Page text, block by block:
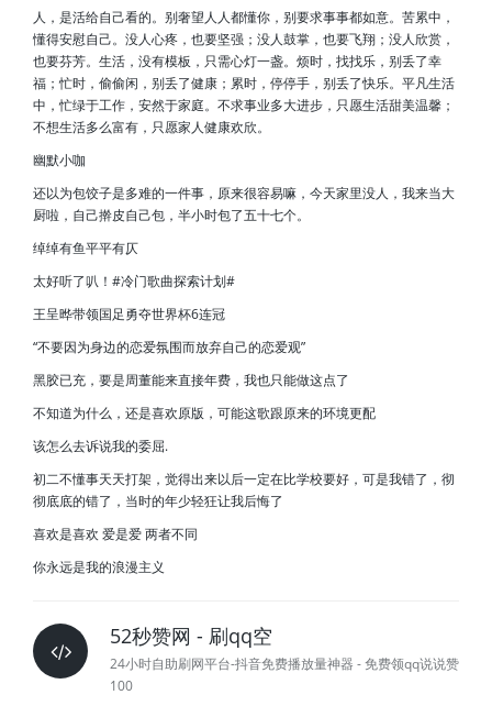
人，是活给自己看的。别奢望人人都懂你，别要求事事都如意。苦累中，
懂得安慰自己。没人心疼，也要坚强；没人鼓掌，也要飞翔；没人欣赏，
也要芬芳。生活，没有模板，只需心灯一盏。烦时，找找乐，别丢了幸
福；忙时，偷偷闲，别丢了健康；累时，停停手，别丢了快乐。平凡生活
中，忙绿于工作，安然于家庭。不求事业多大进步，只愿生活甜美温馨；
不想生活多么富有，只愿家人健康欢欣。
幽默小咖
还以为包饺子是多难的一件事，原来很容易嘛，今天家里没人，我来当大
厨啦，自己擀皮自己包，半小时包了五十七个。
绰绰有鱼平平有仄
太好听了叭！#冷门歌曲探索计划#
王呈晔带领国足勇夺世界杯6连冠
“不要因为身边的恋爱氛围而放弃自己的恋爱观”
黑胶已充，要是周董能来直接年费，我也只能做这点了
不知道为什么，还是喜欢原版，可能这歌跟原来的环境更配
该怎么去诉说我的委屈.
初二不懂事天天打架，觉得出来以后一定在比学校要好，可是我错了，彻
彻底底的错了，当时的年少轻狂让我后悔了
喜欢是喜欢 爱是爱 两者不同
你永远是我的浪漫主义
52秒赞网 - 刷qq空
24小时自助刷网平台-抖音免费播放量神器 - 免费领qq说说赞
100